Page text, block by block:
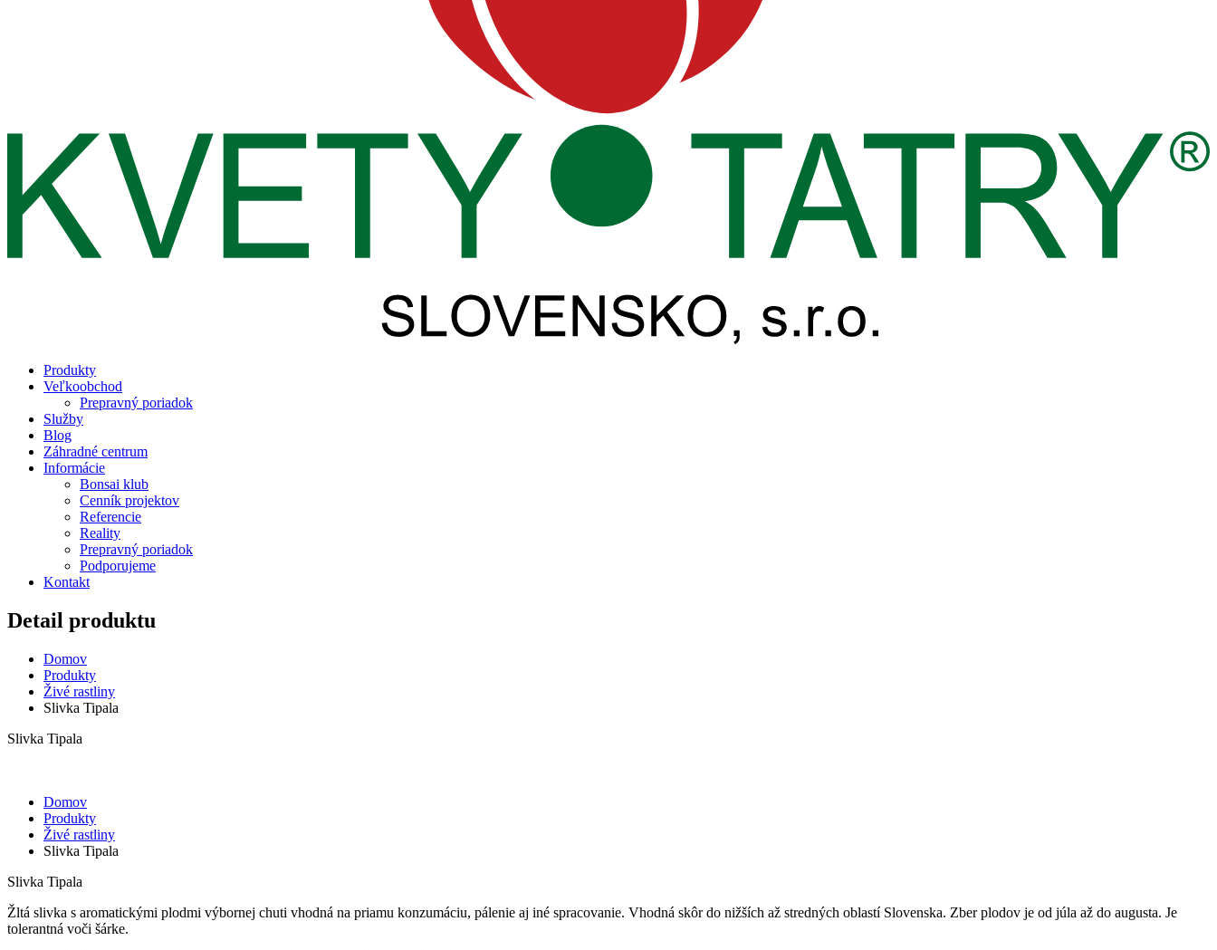
Produkty
Veľkoobchod
Prepravný poriadok
Služby
Blog
Záhradné centrum
Informácie
Bonsai klub
Cenník projektov
Referencie
Reality
Prepravný poriadok
Podporujeme
Kontakt
Detail produktu
Domov
Produkty
Živé rastliny
Slivka Tipala
Slivka Tipala
Domov
Produkty
Živé rastliny
Slivka Tipala
Slivka Tipala
Žltá slivka s aromatickými plodmi výbornej chuti vhodná na priamu konzumáciu, pálenie aj iné spracovanie. Vhodná skôr do nižších až stredných oblastí Slovenska. Zber plodov je od júla až do augusta. Je
tolerantná voči šárke.